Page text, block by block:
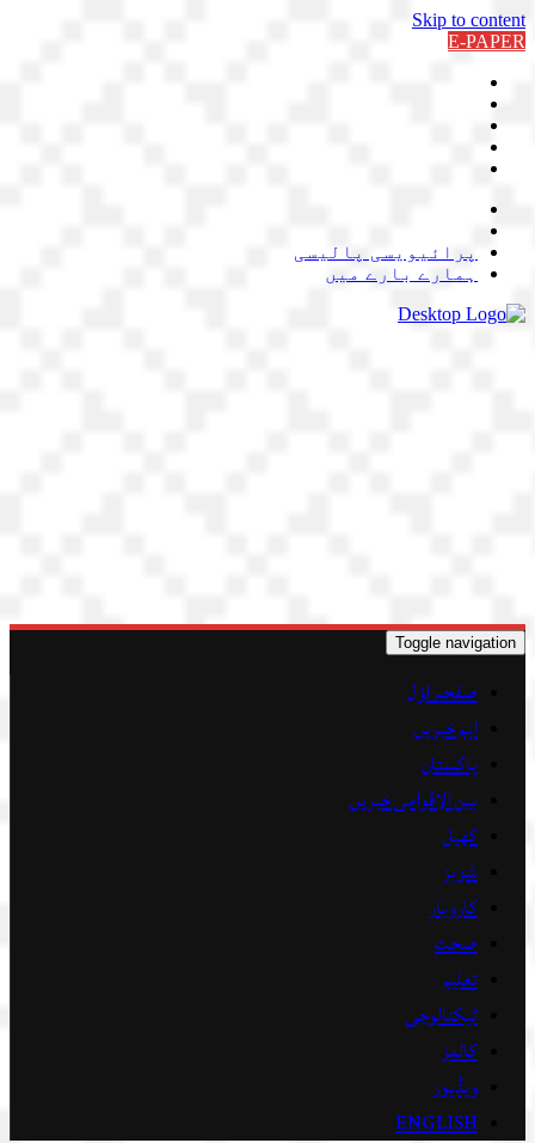
Skip to content
E-PAPER
پرائیویسی پالیسی
ہمارے بارے میں
Toggle navigation
صفحہ اوّل
اہم خبریں
پاکستان
بین الاقوامی خبریں
کھیل
شوبز
کاروبار
صحت
تعلیم
ٹیکنالوجی
کالمز
ویڈیوز
ENGLISH